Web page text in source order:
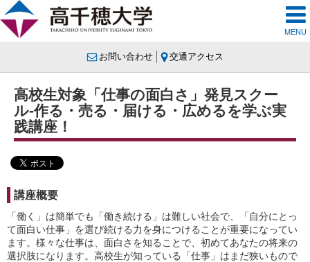
MENU
お問い合わせ 交通アクセス
高校生対象「仕事の面白さ」発見スクー
ル-作る・売る・届ける・広めるを学ぶ実
践講座！
講座概要
「働く」は簡単でも「働き続ける」は難しい社会で、「自分にとっ
て面白い仕事」を選び続ける力を身につけることが重要になってい
ます。様々な仕事は、面白さを知ることで、初めてあなたの将来の
選択肢になります。高校生が知っている「仕事」はまだ狭いもので